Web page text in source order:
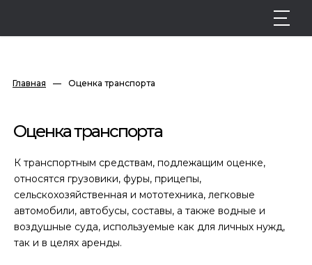
Главная — Оценка транспорта
Оценка транспорта
К транспортным средствам, подлежащим оценке,
относятся грузовики, фуры, прицепы,
сельскохозяйственная и мототехника, легковые
автомобили, автобусы, составы, а также водные и
воздушные суда, используемые как для личных нужд,
так и в целях аренды.